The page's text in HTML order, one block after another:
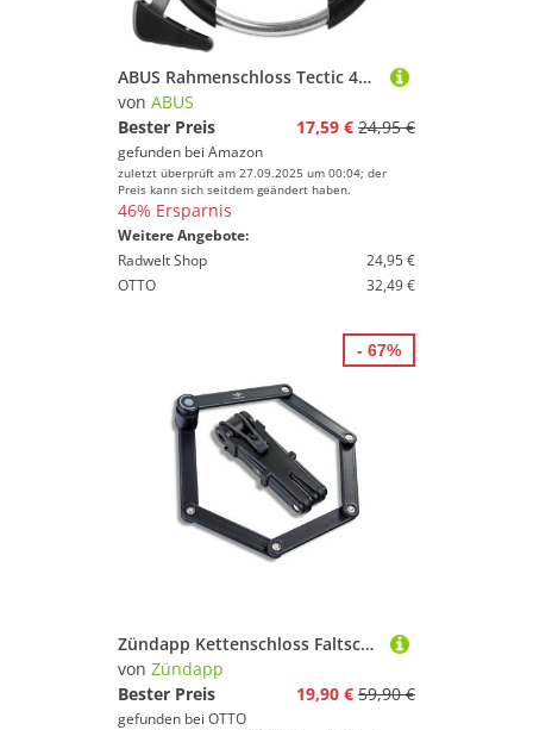
ABUS Rahmenschloss Tectic 496 NR - Schlüssel abziehbar bei geöffnetem Schloss - Fahrradschloss Sicherheitslevel 6, Schwarz
von ABUS
Bester Preis
17,59 € 24,95 €
gefunden bei Amazon
zuletzt überprüft am 27.09.2025 um 00:04; der
Preis kann sich seitdem geändert haben.
46% Ersparnis
Weitere Angebote:
Radwelt Shop
24,95 €
OTTO
32,49 €
Zündapp Kettenschloss Faltschloss (6-tlg), Fahrradschloss Faltschloss E Bike Schloss 85 cm Rahmenschlösser
von Zündapp
Bester Preis
19,90 € 59,90 €
gefunden bei OTTO
- 67%